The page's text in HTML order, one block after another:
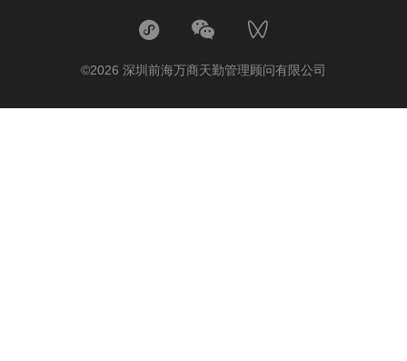
©2026 深圳前海万商天勤管理顾问有限公司